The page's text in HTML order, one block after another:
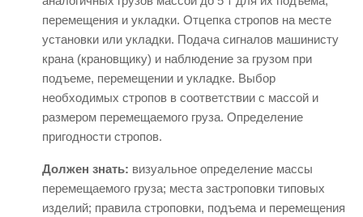
перемещения и укладки. Отцепка стропов на месте
установки или укладки. Подача сигналов машинисту
крана (крановщику) и наблюдение за грузом при
подъеме, перемещении и укладке. Выбор
необходимых стропов в соответствии с массой и
размером перемещаемого груза. Определение
пригодности стропов.
Должен знать: визуальное определение массы
перемещаемого груза; места застроповки типовых
изделий; правила строповки, подъема и перемещения